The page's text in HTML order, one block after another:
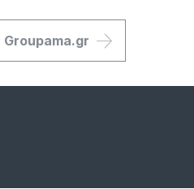
Groupama.gr